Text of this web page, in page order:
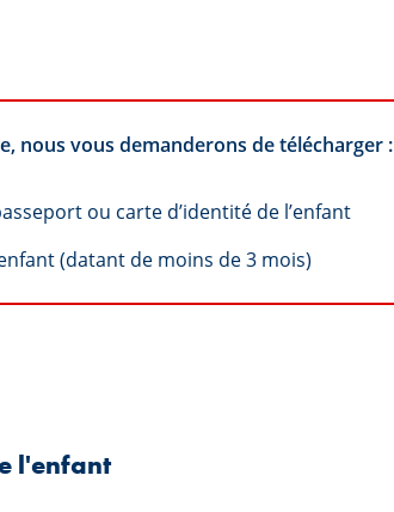
nous vous demanderons de télécharger :
ou carte d’identité de l’enfant
(datant de moins de 3 mois)
l'enfant